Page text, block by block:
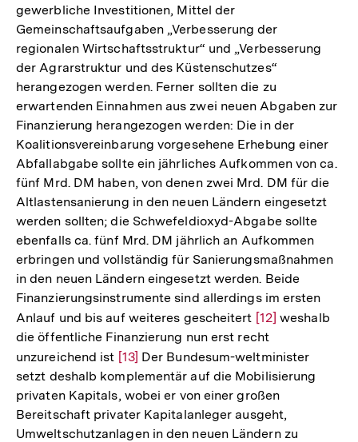
gewerbliche Investitionen, Mittel der
Gemeinschaftsaufgaben „Verbesserung der
regionalen Wirtschaftsstruktur“ und „Verbesserung
der Agrarstruktur und des Küstenschutzes“
herangezogen werden. Ferner sollten die zu
erwartenden Einnahmen aus zwei neuen Abgaben zur
Finanzierung herangezogen werden: Die in der
Koalitionsvereinbarung vorgesehene Erhebung einer
Abfallabgabe sollte ein jährliches Aufkommen von ca.
fünf Mrd. DM haben, von denen zwei Mrd. DM für die
Altlastensanierung in den neuen Ländern eingesetzt
werden sollten; die Schwefeldioxyd-Abgabe sollte
ebenfalls ca. fünf Mrd. DM jährlich an Aufkommen
erbringen und vollständig für Sanierungsmaßnahmen
in den neuen Ländern eingesetzt werden. Beide
Finanzierungsinstrumente sind allerdings im ersten
Anlauf und bis auf weiteres gescheitert Zur
Auflösung
der
Fußnote
[12] weshalb
die öffentliche Finanzierung nun erst recht
unzureichend ist Zur
Auflösung
der
Fußnote
[13] Der Bundesum-weltminister
setzt deshalb komplementär auf die Mobilisierung
privaten Kapitals, wobei er von einer großen
Bereitschaft privater Kapitalanleger ausgeht,
Umweltschutzanlagen in den neuen Ländern zu